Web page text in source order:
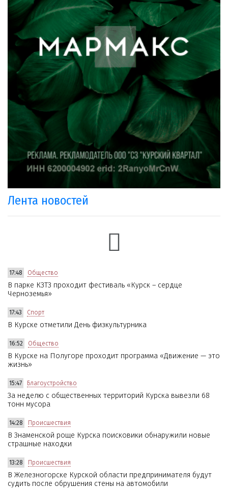
Лента новостей
17:48 Общество
В парке КЗТЗ проходит фестиваль «Курск – сердце
Черноземья»
17:43 Спорт
В Курске отметили День физкультурника
16:52 Общество
В Курске на Полугоре проходит программа «Движение — это
жизнь»
15:47 Благоустройство
За неделю с общественных территорий Курска вывезли 68
тонн мусора
14:28 Происшествия
В Знаменской роще Курска поисковики обнаружили новые
страшные находки
13:28 Происшествия
В Железногорске Курской области предпринимателя будут
судить после обрушения стены на автомобили